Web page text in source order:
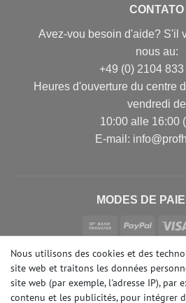
CONTATO
Avez-vou besoin d'aide? S'il
nous au:
+49 (0) 2104 833
Heures d'ouverture du centre
vendredi de
10:00 alle 16:00
E-mail:
MODES DE
DES MÉDIAS
Nous utilisons des cookies et des
site web et traitons les données
site web (par exemple, l'adresse IP), par
contenu et les publicités, pour intégrer